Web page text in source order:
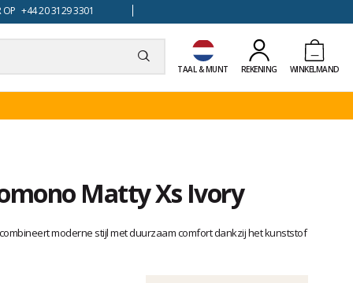
OP +44 20 3129 3301
TAAL & MUNT REKENING WINKELMAND
Matty Xs Ivory
moderne stijl met duurzaam comfort dankzij het kunststof